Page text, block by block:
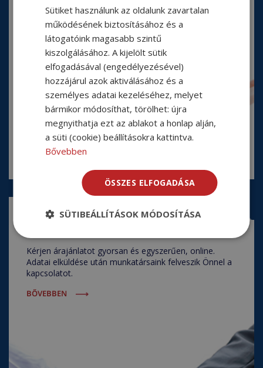
Kérjen árajánlatot gyorsan és egyszerűen, online.
Adatai elküldése után munkatársaink felveszik Önnel a
kapcsolatot.
BŐVEBBEN
Sütiket használunk az oldalunk zavartalan
működésének biztosításához és a
látogatóink magasabb szintű
kiszolgálásához. A kijelölt sütik
elfogadásával (engedélyezésével)
hozzájárul azok aktiválásához és a
személyes adatai kezeléséhez, melyet
bármikor módosíthat, törölhet: újra
megnyithatja ezt az ablakot a honlap alján,
a süti (cookie) beállításokra kattintva.
Bővebben
ÖSSZES ELFOGADÁSA
SÜTIBEÁLLÍTÁSOK MÓDOSÍTÁSA